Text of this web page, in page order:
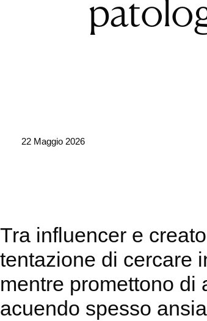
22 Maggio 2026
Tra influencer e
tentazione di cercare
mentre promettono di
acuendo spesso